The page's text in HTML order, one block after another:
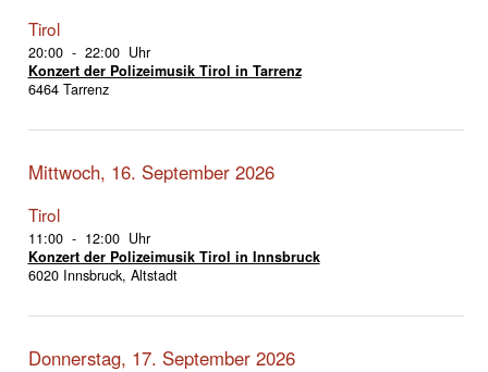
Tirol
20:00 - 22:00 Uhr
Konzert der Polizeimusik Tirol in Tarrenz
6464 Tarrenz
Mittwoch, 16. September 2026
Tirol
11:00 - 12:00 Uhr
Konzert der Polizeimusik Tirol in Innsbruck
6020 Innsbruck, Altstadt
Donnerstag, 17. September 2026